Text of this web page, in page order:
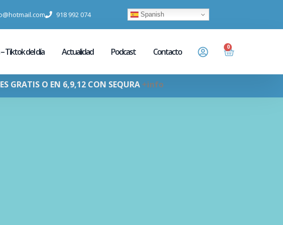
918 992 074 Spanish
Tiktok del día Actualidad Podcast Contacto 0
GRATIS O EN 6,9,12 CON SEQURA +info